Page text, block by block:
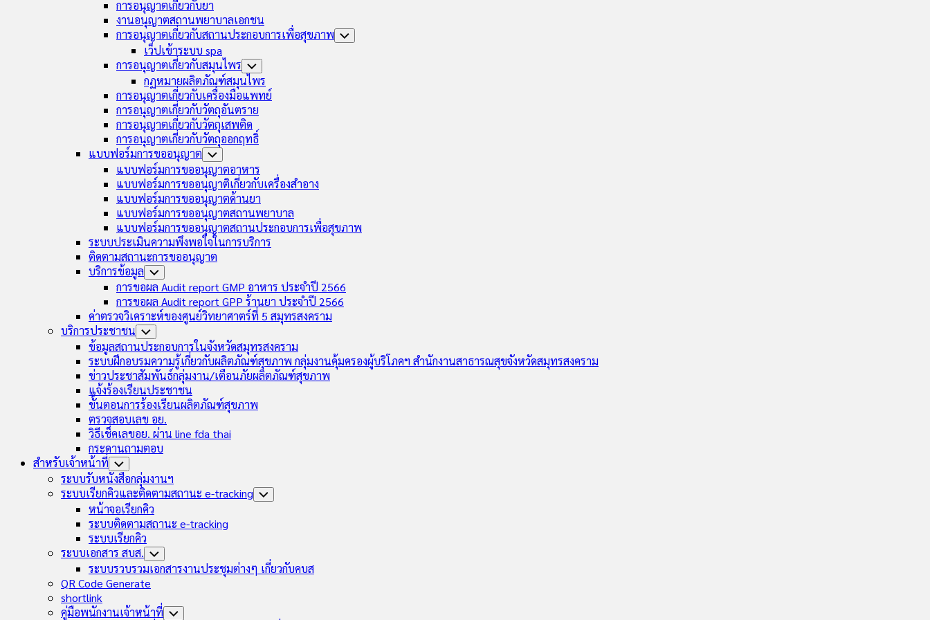
การอนุญาตเกี่ยวกับยา
งานอนุญาตสถานพยาบาลเอกชน
การอนุญาตเกี่ยวกับสถานประกอบการเพื่อสุขภาพ Toggle
เว็ปเข้าระบบ spa
การอนุญาตเกี่ยวกับสมุนไพร Toggle
Child
Menu
กฏหมายผลิตภัณฑ์สมุนไพร
การอนุญาตเกี่ยวกับเครื่องมือแพทย์
การอนุญาตเกี่ยวกับวัตถุอันตราย
การอนุญาตเกี่ยวกับวัตถุเสพติด
การอนุญาตเกี่ยวกับวัตถุออกฤทธิ์
แบบฟอร์มการขออนุญาต Toggle
Child
Menu
แบบฟอร์มการขออนุญาตอาหาร
แบบฟอร์มการขออนุญาติเกี่ยวกับเครื่องสำอาง
แบบฟอร์มการขออนุญาตด้านยา
แบบฟอร์มการขออนุญาตสถานพยาบาล
แบบฟอร์มการขออนุญาตสถานประกอบการเพื่อสุขภาพ
ระบบประเมินความพึงพอใจในการบริการ
ติดตามสถานะการขออนุญาต
บริการข้อมูล Toggle
Child
Menu
การขอผล Audit report GMP อาหาร ประจำปี 2566
การขอผล Audit report GPP ร้านยา ประจำปี 2566
ค่าตรวจวิเคราะห์ของศูนย์วิทยาศาตร์ที่ 5 สมุทรสงคราม
บริการประชาชน Toggle
Child
Menu
ข้อมูลสถานประกอบการในจังหวัดสมุทรสงคราม
ระบบฝึกอบรมความรู้เกี่ยวกับผลิตภัณฑ์สุขภาพ กลุ่มงานคุ้มครองผู้บริโภคฯ สำนักงานสาธารณสุขจังหวัดสมุทรสงคราม
ข่าวประชาสัมพันธ์กลุ่มงาน/เตือนภัยผลิตภัณฑ์สุขภาพ
แจ้งร้องเรียนประชาชน
ขั้นตอนการร้องเรียนผลิตภัณฑ์สุขภาพ
ตรวจสอบเลข อย.
วิธีเช็คเลขอย. ผ่าน line fda thai
กระดานถามตอบ
สำหรับเจ้าหน้าที่ Toggle
Child
Menu
ระบบรับหนังสือกลุ่มงานฯ
ระบบเรียกคิวและติดตามสถานะ e-tracking Toggle
หน้าจอเรียกคิว
ระบบติดตามสถานะ e-tracking
ระบบเรียกคิว
ระบบเอกสาร สบส. Toggle
Child
Menu
ระบบรวบรวมเอกสารงานประชุมต่างๆ เกี่ยวกับคบส
QR Code Generate
shortlink
คู่มือพนักงานเจ้าหน้าที่ Toggle